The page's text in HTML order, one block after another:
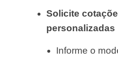
Solicite
personalizadas
Informe o